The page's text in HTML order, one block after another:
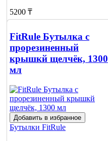
5200 ₸
Сообщить
о наличии
FitRule Бутылка с
прорезиненный
крышкй щелчёк, 1300
мл
Добавить в избранное
Бутылки FitRule